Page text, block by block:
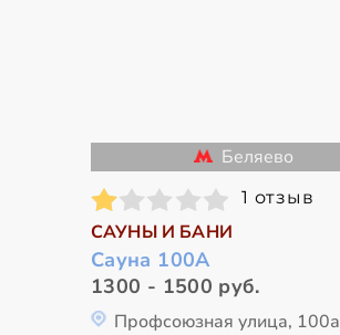
Беляево
1 отзыв
САУНЫ И БАНИ
Сауна 100А
1300 - 1500 руб.
Профсоюзная улица, 100а